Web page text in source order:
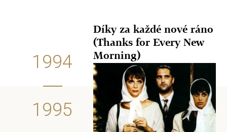
Díky za každé nové ráno
(Thanks for Every New
Morning)
1994
1995